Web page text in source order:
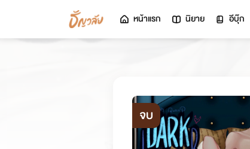
หน้าแรก นิยาย อีบุ๊ก
จบ